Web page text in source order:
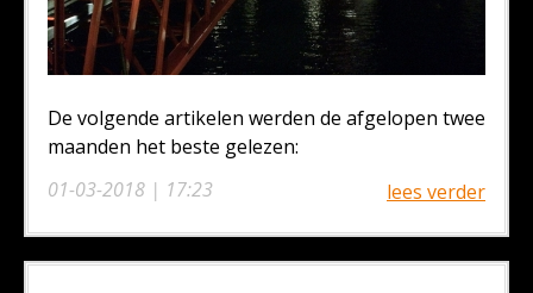
01-03-2018 | 17:23
De volgende artikelen werden de afgelopen twee
maanden het beste gelezen:
lees verder